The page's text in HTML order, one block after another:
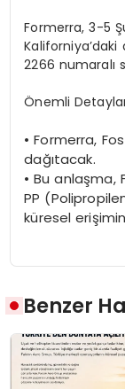
Formerra, 3-5
2266 numaralı
Önemli
•Formerra,
dağıtacak.
•Bu anlaşma,
PP
küresel
Benzer